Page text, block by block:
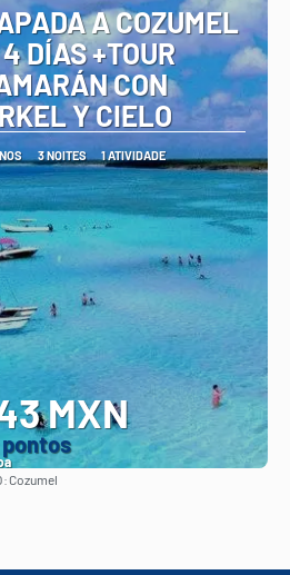
A COZUMEL
DÍAS +TOUR
CON
Y CIELO
3 NOITES 1 ATIVIDADE
MXN
Cozumel